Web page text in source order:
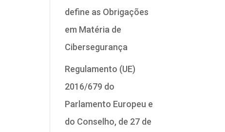
define as Obrigações
em Matéria de
Cibersegurança
Regulamento (UE)
2016/679 do
Parlamento Europeu e
do Conselho, de 27 de